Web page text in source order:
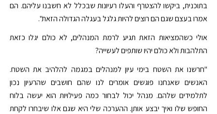
בתוכנית, ביקשו להצטרף והעלו רעיונות שבכלל לא חשבנו עליהם. הם
אמרו בעצם שגם הם רוצים להיות גלגל בעגלה הגדולה הזאת".
אולי כשהמציאות הזאת תגיע לרמת המנהלים, לא כולם יגלו כזאת
התלהבות ולא כולם יהיו שותפים לעשייה?
"חרשנו את השטח בימי עיון למנהלים במגמה להלהיב את השטח.
האנשים שאנחנו פוגשים אומרים לנו שהם חושבים שהרעיון נכון
לתלמידים שלהם. מנהל יכול לבחור כמה פעילויות הוא יעשה בלוח
החופש שלו ואיך יבצע אותן. ההערכה שלי היא שגם אלו שיבחרו לקחת